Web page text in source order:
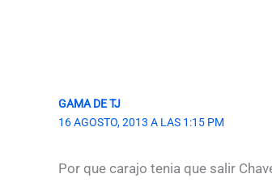
GAMA DE TJ
16 AGOSTO, 2013 A LAS 1:15 PM
Por que carajo tenia que salir